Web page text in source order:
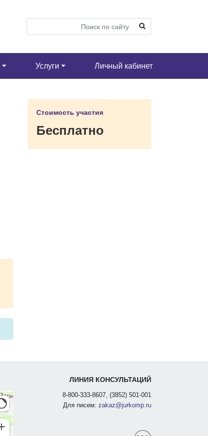
Услуги Личный кабинет
Стоимость участия
Бесплатно
ЛИНИЯ КОНСУЛЬТАЦИЙ
8-800-333-8607, (3852) 501-001
Для писем: zakaz@jurkomp.ru